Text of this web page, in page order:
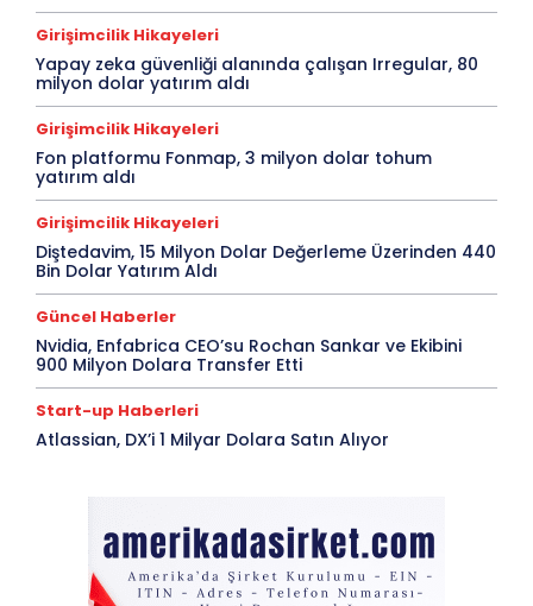
Girişimcilik Hikayeleri
Yapay zeka güvenliği alanında çalışan Irregular, 80
milyon dolar yatırım aldı
Girişimcilik Hikayeleri
Fon platformu Fonmap, 3 milyon dolar tohum
yatırım aldı
Girişimcilik Hikayeleri
Diştedavim, 15 Milyon Dolar Değerleme Üzerinden 440
Bin Dolar Yatırım Aldı
Güncel Haberler
Nvidia, Enfabrica CEO’su Rochan Sankar ve Ekibini
900 Milyon Dolara Transfer Etti
Start-up Haberleri
Atlassian, DX’i 1 Milyar Dolara Satın Alıyor